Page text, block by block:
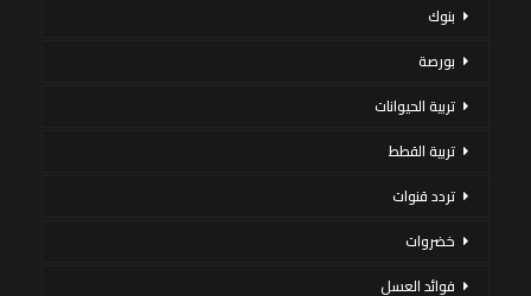
بنوك
بورصة
تربية الحيوانات
تربية القطط
تردد قنوات
خضروات
فوائد العسل